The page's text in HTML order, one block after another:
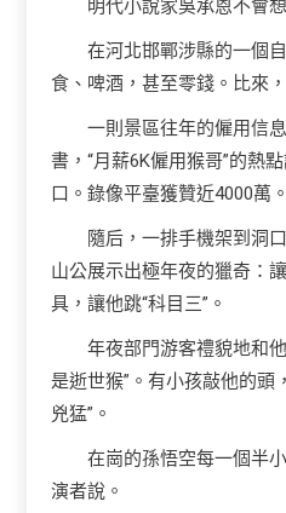
明代小說家吳承恩不會
在河北邯鄲涉縣的一個
食、啤酒，甚至零錢。比來
一則景區往年的僱用信
書，“月薪6K僱用猴哥”的熱
口。錄像平臺獲贊近4000萬。
隨后，一排手機架到洞
山公展示出極年夜的獵奇：
具，讓他跳“科目三”。
年夜部門游客禮貌地和
是逝世猴”。有小孩敲他的頭
兇猛”。
在崗的孫悟空每一個半
演者說。